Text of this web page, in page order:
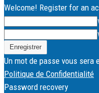
Welcome! Register for an
Un mot de passe vous sera
Politique de Confidentialité
Password recovery